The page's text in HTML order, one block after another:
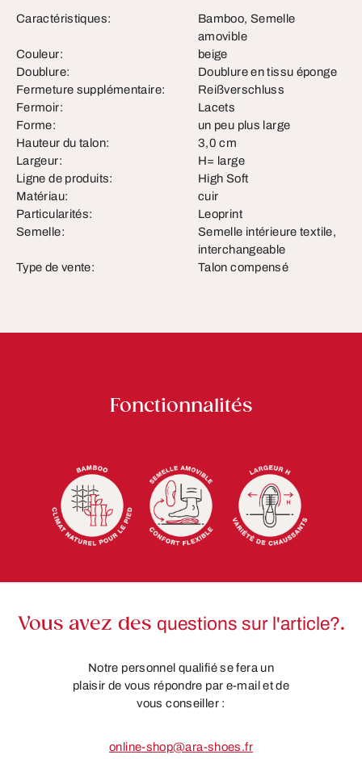
Caractéristiques:
Bamboo, Semelle
amovible
Couleur:
beige
Doublure:
Doublure en tissu éponge
Fermeture supplémentaire:
Reißverschluss
Fermoir:
Lacets
Forme:
un peu plus large
Hauteur du talon:
3,0 cm
Largeur:
H= large
Ligne de produits:
High Soft
Matériau:
cuir
Particularités:
Leoprint
Semelle:
Semelle intérieure textile,
interchangeable
Type de vente:
Talon compensé
Fonctionnalités
Vous avez des questions sur l'article?.
Notre personnel qualifié se fera un
plaisir de vous répondre par e-mail et de
vous conseiller :
online-shop@ara-shoes.fr